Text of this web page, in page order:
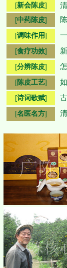
[新会陈皮]
[中药陈皮]
[调味作用]
[食疗功效]
[分辨陈皮]
[陈皮工艺]
[诗词歌赋]
[名医名方]